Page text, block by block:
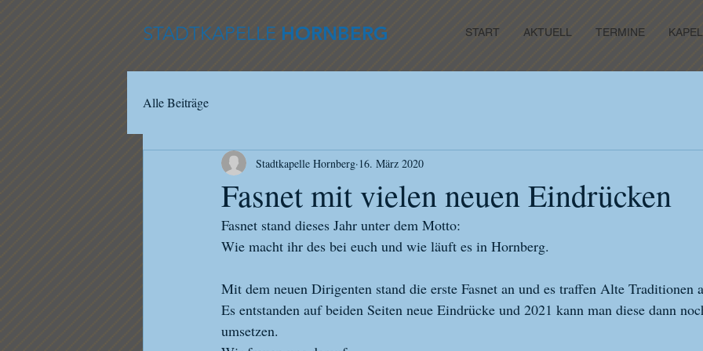
STADTKAPELLE HORNBERG START AKTUELL TERMINE
Alle Beiträge
Fasnet mit vielen neuen Eindrücken
Stadtkapelle Hornberg 16. März 2020
Fasnet stand dieses Jahr unter dem Motto:
Wie macht ihr des bei euch und wie läuft es in Hornberg.
Mit dem neuen Dirigenten stand die erste Fasnet an und es traffen Alte Traditionen
Es entstanden auf beiden Seiten neue Eindrücke und 2021 kann man diese dann
umsetzen.